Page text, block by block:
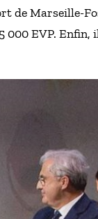
de Marseille-
EVP. Enfin,